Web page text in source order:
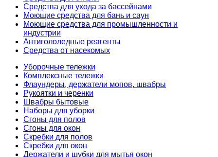
Средства для ухода за бассейнами
Моющие средства для бань и саун
Моющие средства для промышленности и
индустрии
Антигололедные реагенты
Средства от насекомых
Уборочные тележки
Комплексные тележки
Флаундеры, держатели мопов, швабры
Рукоятки и черенки
Швабры бытовые
Наборы для уборки
Сгоны для полов
Сгоны для окон
Скребки для полов
Скребки для окон
Держатели и шубки для мытья окон